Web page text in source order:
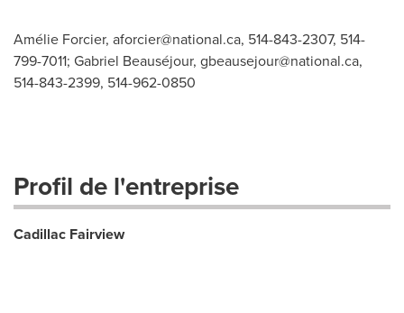
Amélie Forcier, aforcier@national.ca, 514-843-2307, 514-
799-7011; Gabriel Beauséjour, gbeausejour@national.ca,
514-843-2399, 514-962-0850
Profil de l'entreprise
Cadillac Fairview